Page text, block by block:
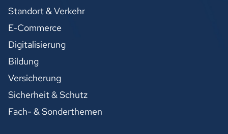
Standort & Verkehr
E-Commerce
Digitalisierung
Bildung
Versicherung
Sicherheit & Schutz
Fach- & Sonderthemen